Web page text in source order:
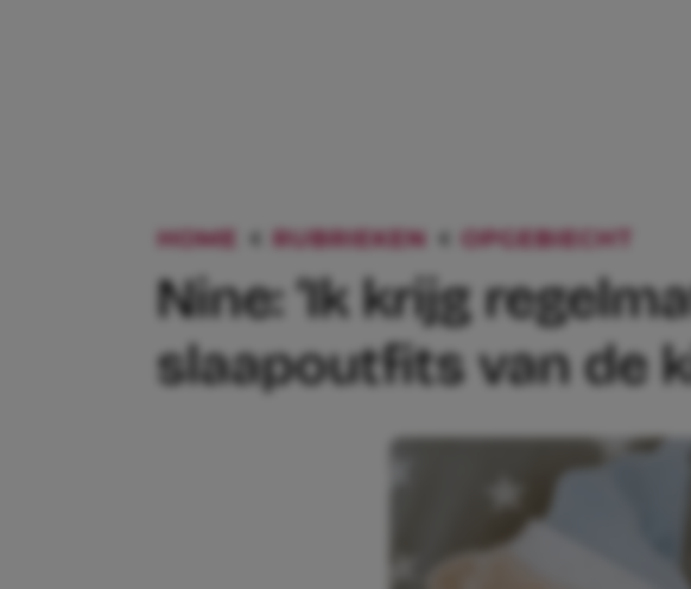
HOME RUBRIEKEN OPGEBIECHT
Nine: ‘Ik krijg
slaapoutfits van de